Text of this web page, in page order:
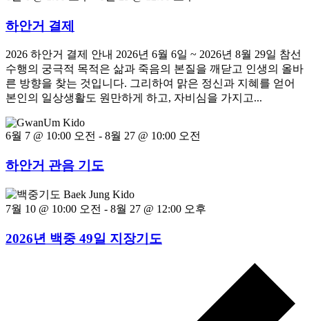
하안거 결제
2026 하안거 결제 안내 2026년 6월 6일 ~ 2026년 8월 29일 참선
수행의 궁극적 목적은 삶과 죽음의 본질을 깨닫고 인생의 올바
른 방향을 찾는 것입니다. 그리하여 맑은 정신과 지혜를 얻어
본인의 일상생활도 원만하게 하고, 자비심을 가지고...
6월 7 @ 10:00 오전 - 8월 27 @ 10:00 오전
하안거 관음 기도
7월 10 @ 10:00 오전 - 8월 27 @ 12:00 오후
2026년 백중 49일 지장기도